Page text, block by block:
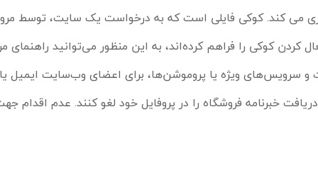
می کند. کوکی فایلی است که به درخواست یک سایت، توسط
کردن کوکی را فراهم کردهاند، به این منظور میتوانید راهنمای
و سرویسهای ویژه یا پروموشنها، برای اعضای وبسایت ایمیل
خبرنامه فروشگاه را در پروفایل خود لغو کنند. عدم اقدام